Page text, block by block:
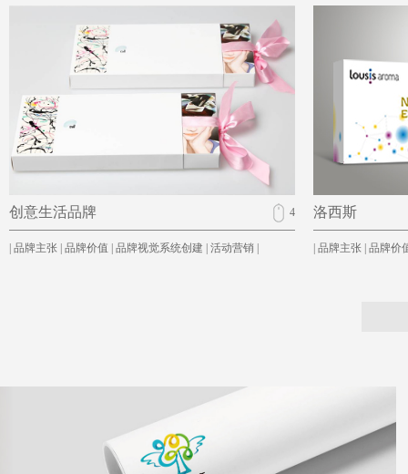
4
创意生活品牌
| 品牌主张 | 品牌价值 | 品牌视觉系统创建 | 活动营销 |
洛西斯
| 品牌主张 | 品牌